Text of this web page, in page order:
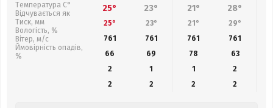
Температура С°
Відчувається як
Тиск, мм
Вологість, %
Вітер, м/с
Ймовірність опадів,
%
25° 23° 21° 28°
25° 23° 21° 29°
761
761 761 761
66
69 78 63
2
1 1
2
2
2 2 2